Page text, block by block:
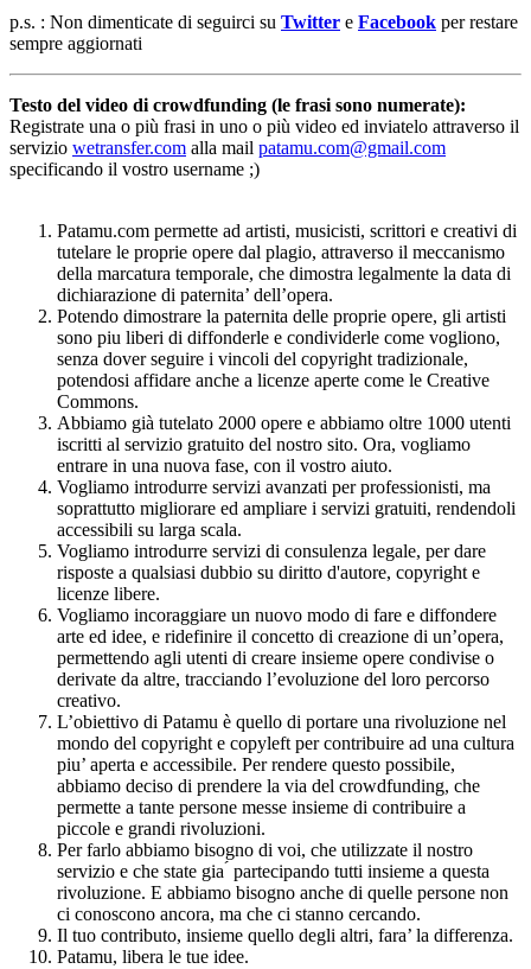
p.s. : Non dimenticate di seguirci su Twitter e Facebook per restare
sempre aggiornati
Testo del video di crowdfunding (le frasi sono numerate):
Registrate una o più frasi in uno o più video ed inviatelo attraverso il
servizio wetransfer.com alla mail patamu.com@gmail.com
specificando il vostro username ;)
Patamu.com permette ad artisti, musicisti, scrittori e creativi di
tutelare le proprie opere dal plagio, attraverso il meccanismo
della marcatura temporale, che dimostra legalmente la data di
dichiarazione di paternita’ dell’opera.
Potendo dimostrare la paternita delle proprie opere, gli artisti
sono piu liberi di diffonderle e condividerle come vogliono,
senza dover seguire i vincoli del copyright tradizionale,
potendosi affidare anche a licenze aperte come le Creative
Commons.
Abbiamo già tutelato 2000 opere e abbiamo oltre 1000 utenti
iscritti al servizio gratuito del nostro sito. Ora, vogliamo
entrare in una nuova fase, con il vostro aiuto.
Vogliamo introdurre servizi avanzati per professionisti, ma
soprattutto migliorare ed ampliare i servizi gratuiti, rendendoli
accessibili su larga scala.
Vogliamo introdurre servizi di consulenza legale, per dare
risposte a qualsiasi dubbio su diritto d'autore, copyright e
licenze libere.
Vogliamo incoraggiare un nuovo modo di fare e diffondere
arte ed idee, e ridefinire il concetto di creazione di un’opera,
permettendo agli utenti di creare insieme opere condivise o
derivate da altre, tracciando l’evoluzione del loro percorso
creativo.
L’obiettivo di Patamu è quello di portare una rivoluzione nel
mondo del copyright e copyleft per contribuire ad una cultura
piu’ aperta e accessibile. Per rendere questo possibile,
abbiamo deciso di prendere la via del crowdfunding, che
permette a tante persone messe insieme di contribuire a
piccole e grandi rivoluzioni.
Per farlo abbiamo bisogno di voi, che utilizzate il nostro
servizio e che state gia ́ partecipando tutti insieme a questa
rivoluzione. E abbiamo bisogno anche di quelle persone non
ci conoscono ancora, ma che ci stanno cercando.
Il tuo contributo, insieme quello degli altri, fara’ la differenza.
Patamu, libera le tue idee.